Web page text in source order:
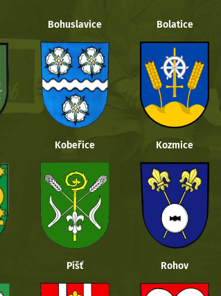
Bohuslavice Bolatice
Kobeřice Kozmice
Píšť Rohov